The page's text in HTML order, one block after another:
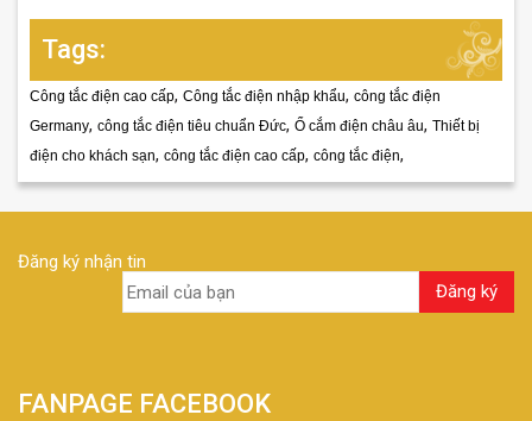
Tags:
Công tắc điện cao cấp, Công tắc điện nhập khẩu, công tắc điện
Germany, công tắc điện tiêu chuẩn Đức, Ổ cắm điện châu âu, Thiết bị
điện cho khách sạn, công tắc điện cao cấp, công tắc điện,
Đăng ký nhận tin
FANPAGE FACEBOOK